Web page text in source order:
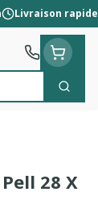
Livraison rapide
28 X